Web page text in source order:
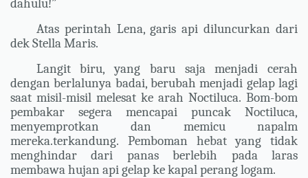
dahulu!”
Atas perintah Lena, garis api diluncurkan dari
dek Stella Maris.
Langit biru, yang baru saja menjadi cerah
dengan berlalunya badai, berubah menjadi gelap lagi
saat misil-misil melesat ke arah Noctiluca. Bom-bom
pembakar segera mencapai puncak Noctiluca,
menyemprotkan dan memicu napalm
mereka.terkandung. Pemboman hebat yang tidak
menghindar dari panas berlebih pada laras
membawa hujan api gelap ke kapal perang logam.